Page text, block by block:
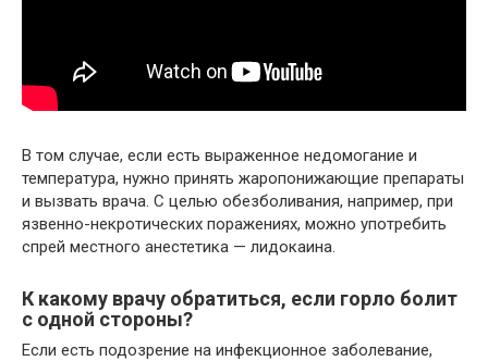
В том случае, если есть выраженное недомогание и
температура, нужно принять жаропонижающие препараты
и вызвать врача. С целью обезболивания, например, при
язвенно-некротических поражениях, можно употребить
спрей местного анестетика — лидокаина.
К какому врачу обратиться, если горло болит
с одной стороны?
Если есть подозрение на инфекционное заболевание,